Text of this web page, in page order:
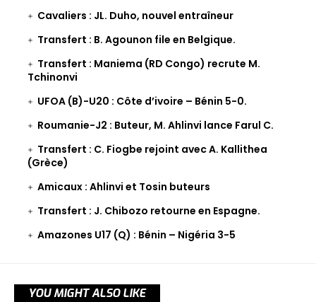
Cavaliers : JL. Duho, nouvel entraîneur
Transfert : B. Agounon file en Belgique.
Transfert : Maniema (RD Congo) recrute M.
Tchinonvi
UFOA (B)-U20 : Côte d’ivoire – Bénin 5-0.
Roumanie-J2 : Buteur, M. Ahlinvi lance Farul C.
Transfert : C. Fiogbe rejoint avec A. Kallithea
(Grèce)
Amicaux : Ahlinvi et Tosin buteurs
Transfert : J. Chibozo retourne en Espagne.
Amazones U17 (Q) : Bénin – Nigéria 3-5
YOU MIGHT ALSO LIKE